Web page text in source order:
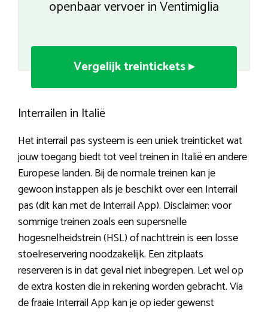
openbaar vervoer in Ventimiglia
Vergelijk treintickets ▸
Interrailen in Italië
Het interrail pas systeem is een uniek treinticket wat
jouw toegang biedt tot veel treinen in Italië en andere
Europese landen. Bij de normale treinen kan je
gewoon instappen als je beschikt over een Interrail
pas (dit kan met de Interrail App). Disclaimer: voor
sommige treinen zoals een supersnelle
hogesnelheidstrein (HSL) of nachttrein is een losse
stoelreservering noodzakelijk. Een zitplaats
reserveren is in dat geval niet inbegrepen. Let wel op
de extra kosten die in rekening worden gebracht. Via
de fraaie Interrail App kan je op ieder gewenst